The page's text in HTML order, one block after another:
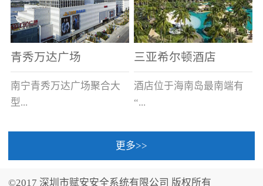
青秀万达广场
南宁青秀万达广场聚合大
型...
三亚希尔顿酒店
酒店位于海南岛最南端有
“...
中国的海岛天堂”之美称的
更多>>
©2017 深圳市赋安安全系统有限公司 版权所有